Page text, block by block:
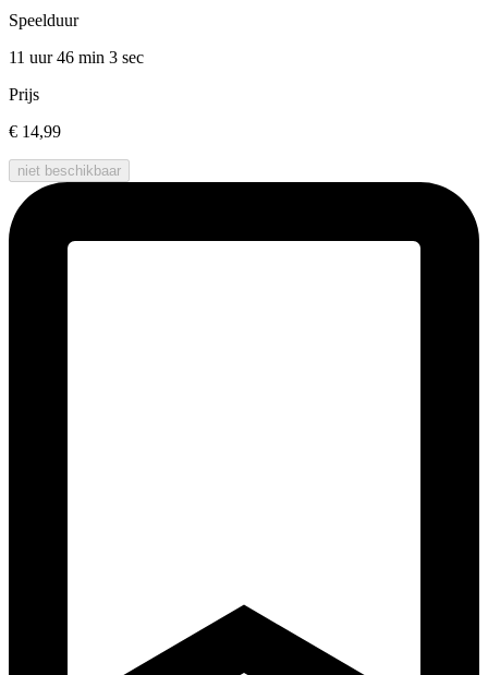
Speelduur
11 uur 46 min 3 sec
Prijs
€ 14,99
niet beschikbaar